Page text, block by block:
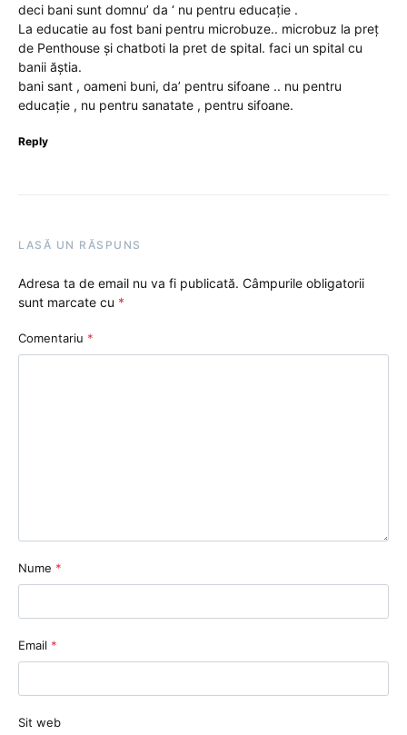
deci bani sunt domnu’ da ‘ nu pentru educație .
La educatie au fost bani pentru microbuze.. microbuz la preț
de Penthouse și chatboti la pret de spital. faci un spital cu
banii ăștia.
bani sant , oameni buni, da’ pentru sifoane .. nu pentru
educație , nu pentru sanatate , pentru sifoane.
Reply
LASĂ UN RĂSPUNS
Adresa ta de email nu va fi publicată. Câmpurile obligatorii
sunt marcate cu *
Comentariu *
Nume *
Email *
Sit web